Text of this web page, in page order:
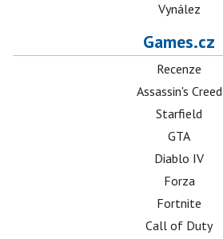
Vynález
Games.cz
Recenze
Assassin's Creed
Starfield
GTA
Diablo IV
Forza
Fortnite
Call of Duty